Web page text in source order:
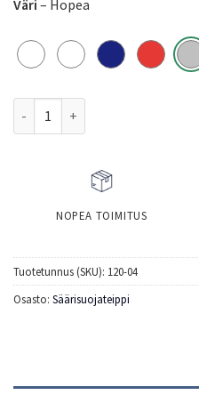
Väri – Hopea
NOPEA TOIMITUS
Tuotetunnus (SKU): 120-04
Osasto: Säärisuojateippi